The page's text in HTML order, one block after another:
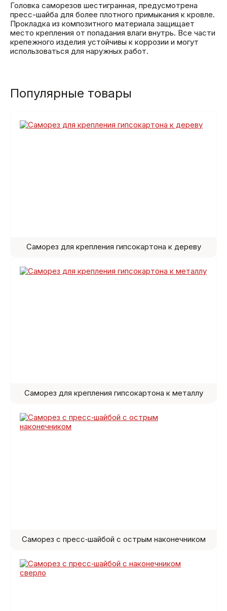
Головка саморезов шестигранная, предусмотрена
пресс-шайба для более плотного примыкания к кровле.
Прокладка из композитного материала защищает
место крепления от попадания влаги внутрь. Все части
крепежного изделия устойчивы к коррозии и могут
использоваться для наружных работ.
Популярные товары
Саморез для крепления гипсокартона к дереву
Саморез для крепления гипсокартона к металлу
Саморез с пресс‑шайбой с острым наконечником